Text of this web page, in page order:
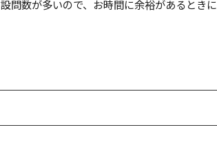
設問数が多いので、お時間に余裕があるときに